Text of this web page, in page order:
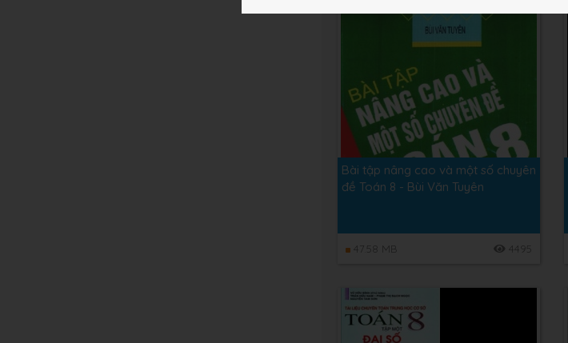
Bài tập nâng cao và một số chuyên
đề Toán 8 - Bùi Văn Tuyên
47.58 MB 4495